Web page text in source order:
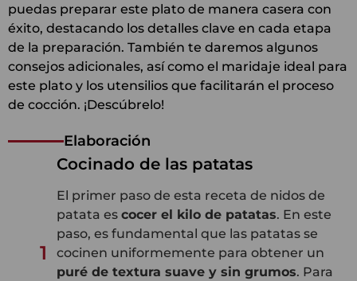
puedas preparar este plato de manera casera con
éxito, destacando los detalles clave en cada etapa
de la preparación. También te daremos algunos
consejos adicionales, así como el maridaje ideal para
este plato y los utensilios que facilitarán el proceso
de cocción. ¡Descúbrelo!
Elaboración
1
Cocinado de las patatas
El primer paso de esta receta de nidos de
patata es cocer el kilo de patatas. En este
paso, es fundamental que las patatas se
cocinen uniformemente para obtener un
puré de textura suave y sin grumos. Para